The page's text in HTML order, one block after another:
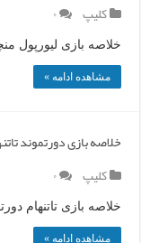
کلیپ
۰
خلاصه بازی لیورپول
مشاهده ادامه »
خلاصه بازی دورتموند
کلیپ
۰
خلاصه بازی تاتنهام
مشاهده ادامه »